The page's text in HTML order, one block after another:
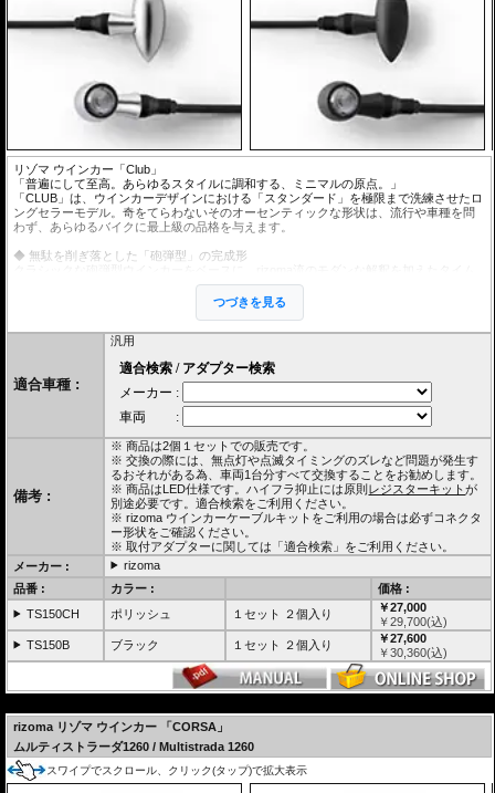
リゾマ ウインカー「Club」
「普遍にして至高。あらゆるスタイルに調和する、ミニマルの原点。」
「CLUB」は、ウインカーデザインにおける「スタンダード」を極限まで洗練させたロ
ングセラーモデル。奇をてらわないそのオーセンティックな形状は、流行や車種を問
わず、あらゆるバイクに最上級の品格を与えます。
◆ 無駄を削ぎ落とした「砲弾型」の完成形
レスなデザイン。丸みを帯びた柔らかさと、金属の硬質さが同居するそのフォルム
は、ネオクラシックやカフェレーサーはもちろん、最新のネイキッドバイクであって
も違和感なく溶け込みます。「目立ちすぎず、埋没もしない」絶妙なバランスです。
◆ 小さな宝石のようなディテール
ルミビレット（削り出し）ボディは、光の当たり方で美しい陰影を描き、レンズ周り
の微細な加工に至るまで一切の妥協がありません。近くで見れば見るほど、その精緻
な作りにため息が出る、まるで小さな宝石のようなパーツです。
◆ 伝統的なフォルムと、最新技術の融合
オーソドックスな砲弾型デザインの内部には、最新のSMD LEDテクノロジーを実装。
クラシカルな外観でありながら、点灯時には現代の交通事情にも通用する鮮烈な輝き
を放ちます。「見た目はレトロに、機能は最新に」という、ネオクラシック・カスタ
ムの理想を体現しています。
本体サイズ(ボルト部分を除く) : H20.7mm × W34.7mm × D42.3mm
ケーブル長 : 約40cm
取付ボルト径 : M8
リゾマ ウインカー
ウインカーアダプター
(別売)が用意されています。
原則レジスターキットが別途必要です。適合検索をご利用ください。
車検対応
協定規則50号認可商品 eマーク E4R50
光源のワット数や照明部の面積を理由に不適合となることはありませ
ん。
(協定規則50号の認可を受けている方向指示器であり、法第75条の3第1項の規定に基づき装置
の指定を受けた方向指示器又はこれに準ずる性能を有する方向指示器である為)
詳しくはこちらをご確認ください。
つづきを見る
適合車種 :
汎用
備考 :
※ 商品は2個１セットでの販売です。
※ 交換の際には、無点灯や点滅タイミングのズレなど問題が発生す
るおそれがある為、車両1台分すべて交換することをお勧めします。
※ 商品はLED仕様です。ハイフラ抑止には原則レジスターキットが
別途必要です。適合検索をご利用ください。
※ rizoma ウインカーケーブルキットをご利用の場合は必ずコネクタ
ー形状をご確認ください。
※ 取付アダプターに関しては「適合検索」をご利用ください。
メーカー :
rizoma
品番 :
カラー :
価格 :
TS150CH
ポリッシュ １セット ２個入り
￥27,000
￥29,700(込)
TS150B
ブラック １セット ２個入り
￥27,600
￥30,360(込)
rizoma リゾマ ウインカー 「CORSA」
ムルティストラーダ1260 / Multistrada 1260
スワイプでスクロール、クリック(タップ)で拡大表示